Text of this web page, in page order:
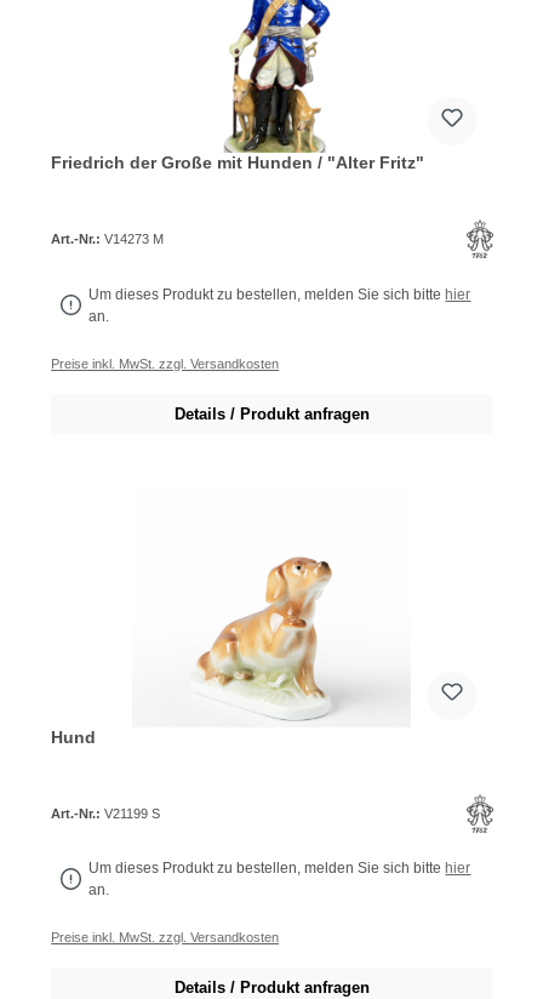
Friedrich der Große mit Hunden / "Alter Fritz"
Art.-Nr.:V14273 M
Um dieses Produkt zu bestellen, melden Sie sich bittehier
an.
Preise inkl. MwSt. zzgl. Versandkosten
Details / Produkt anfragen
Hund
Art.-Nr.:V21199 S
Um dieses Produkt zu bestellen, melden Sie sich bitte hier
an.
Preise inkl. MwSt. zzgl. Versandkosten
Details / Produkt anfragen